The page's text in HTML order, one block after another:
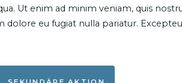
Ut enim ad minim veniam, quis
dolore eu fugiat nulla pariatur.